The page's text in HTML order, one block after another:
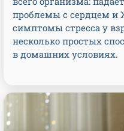
проблемы с сердцем и
симптомы стресса у
несколько простых
в домашних условиях.